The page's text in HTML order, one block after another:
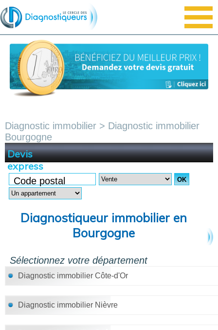
Diagnostic immobilier > Diagnostic immobilier
Bourgogne
Devis
express
Code postal
Diagnostiqueur immobilier en
Bourgogne
Sélectionnez votre département
Diagnostic immobilier Côte-d'Or
Diagnostic immobilier Nièvre